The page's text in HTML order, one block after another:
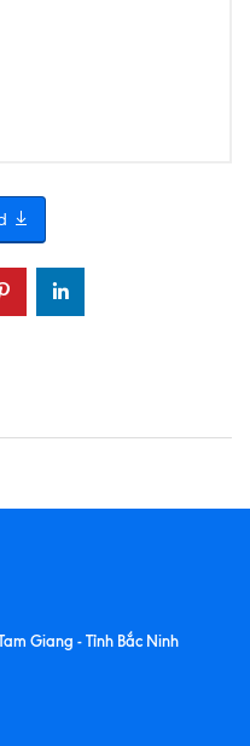
Giang - Tỉnh Bắc Ninh